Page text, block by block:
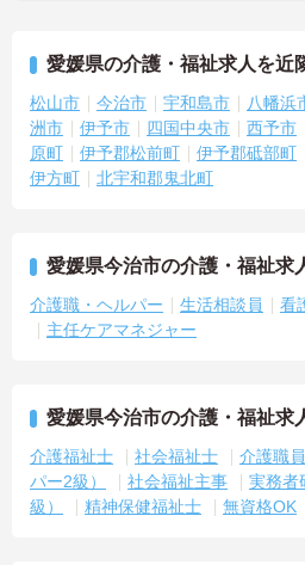
生活リズムを整えながら勤務できます
・1日3時間以上から相談できます
・時間外労働はありません
→ 自分のペースで働きやすい環境です♪
働くモチベーションにつながる待遇で
・土日祝祭日手当があります
・賞与支給実績があります
・無料駐車場を利用できます
愛媛県の介護・福祉求人を近
松山市 今治市 宇和島市 八幡浜
洲市
伊予市 四国中央市 西予市
原町
伊予郡松前町 伊予郡砥部町
伊方町
北宇和郡鬼北町
愛媛県今治市の介護・福祉求
介護職・ヘルパー 生活相談員 看
主任ケアマネジャー
愛媛県今治市の介護・福祉求
介護福祉士 社会福祉士
介護職
パー2級）
社会福祉主事
実務者
級）
精神保健福祉士 無資格OK